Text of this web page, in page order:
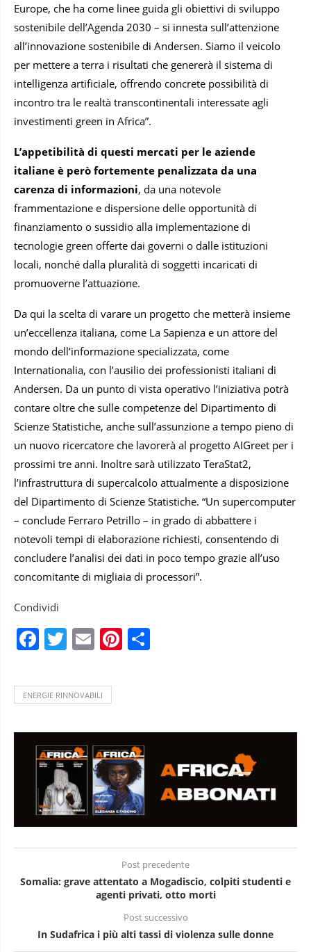
Europe, che ha come linee guida gli obiettivi di sviluppo
sostenibile dell’Agenda 2030 – si innesta sull’attenzione
all’innovazione sostenibile di Andersen. Siamo il veicolo
per mettere a terra i risultati che genererà il sistema di
intelligenza artificiale, offrendo concrete possibilità di
incontro tra le realtà transcontinentali interessate agli
investimenti green in Africa”.
L’appetibilità di questi mercati per le aziende
italiane è però fortemente penalizzata da una
carenza di informazioni, da una notevole
frammentazione e dispersione delle opportunità di
finanziamento o sussidio alla implementazione di
tecnologie green offerte dai governi o dalle istituzioni
locali, nonché dalla pluralità di soggetti incaricati di
promuoverne l’attuazione.
Da qui la scelta di varare un progetto che metterà insieme
un’eccellenza italiana, come La Sapienza e un attore del
mondo dell’informazione specializzata, come
Internationalia, con l’ausilio dei professionisti italiani di
Andersen. Da un punto di vista operativo l’iniziativa potrà
contare oltre che sulle competenze del Dipartimento di
Scienze Statistiche, anche sull’assunzione a tempo pieno di
un nuovo ricercatore che lavorerà al progetto AIGreet per i
prossimi tre anni. Inoltre sarà utilizzato TeraStat2,
l’infrastruttura di supercalcolo attualmente a disposizione
del Dipartimento di Scienze Statistiche. “Un supercomputer
– conclude Ferraro Petrillo – in grado di abbattere i
notevoli tempi di elaborazione richiesti, consentendo di
concludere l’analisi dei dati in poco tempo grazie all’uso
concomitante di migliaia di processori”.
Condividi
Facebook
Twitter
EmailPinterest
ENERGIE RINNOVABILI
Post precedente
Somalia: grave attentato a Mogadiscio, colpiti studenti e
agenti privati, otto morti
Post successivo
In Sudafrica i più alti tassi di violenza sulle donne